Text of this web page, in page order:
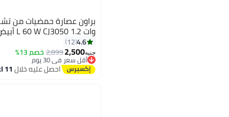
وات 1.2 L 60 W CJ3050 أبيض
4.6
12
جنيه2,500
2,899خصم 13% أقل سعر في 30 يوم
توصيل مجاني
أقل سعر في 30 يوماحصل عليه خلال11 اغسطس